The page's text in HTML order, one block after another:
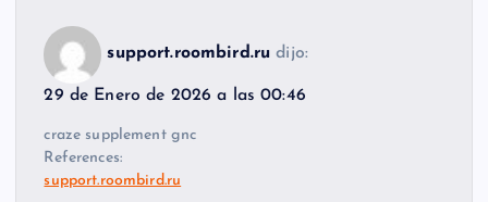
support.roombird.ru dijo:
29 de Enero de 2026 a las 00:46
craze supplement gnc
References:
support.roombird.ru